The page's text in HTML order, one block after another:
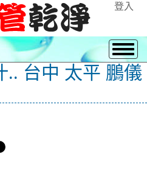
登入
.. 台中 太平 鵬儀